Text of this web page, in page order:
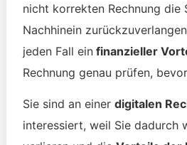
nicht korrekten Rechnung die
Nachhinein
jeden Fall einfinanzieller
Rechnung genau prüfen,
Sie sind an einer digitalen
interessiert, weil Sie dadurch